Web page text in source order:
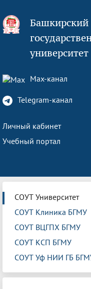
Башкирский
университет
Max-канал
Telegram-канал
Личный кабинет
Учебный портал
СОУТ Университет
СОУТ Клиника БГМУ
СОУТ ВЦГПХ БГМУ
СОУТ КСП БГМУ
СОУТ Уф НИИ ГБ